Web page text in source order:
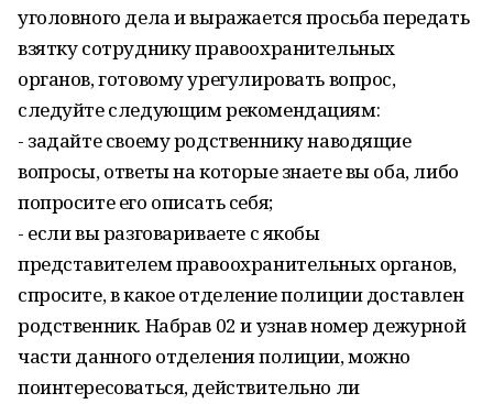
уголовного дела и выражается просьба передать
взятку сотруднику правоохранительных
органов, готовому урегулировать вопрос,
следуйте следующим рекомендациям:
- задайте своему родственнику наводящие
вопросы, ответы на которые знаете вы оба, либо
попросите его описать себя;
- если вы разговариваете с якобы
представителем правоохранительных органов,
спросите, в какое отделение полиции доставлен
родственник. Набрав 02 и узнав номер дежурной
части данного отделения полиции, можно
поинтересоваться, действительно ли